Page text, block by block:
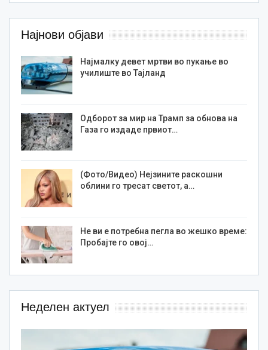
Најнови објави
Најмалку девет мртви во пукање во
училиште во Тајланд
Одборот за мир на Трамп за обнова на
Газа го издаде првиот…
(Фото/Видео) Нејзините раскошни
облини го тресат светот, а…
Не ви е потребна пегла во жешко време:
Пробајте го овој…
Неделен актуел